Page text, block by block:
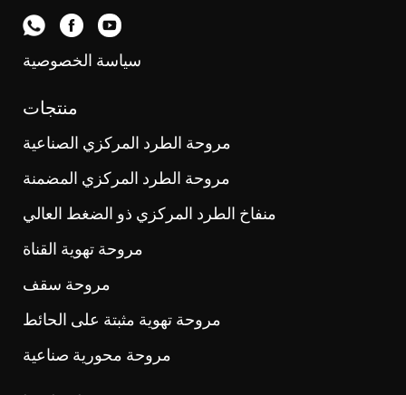
سياسة الخصوصية
منتجات
مروحة الطرد المركزي الصناعية
مروحة الطرد المركزي المضمنة
منفاخ الطرد المركزي ذو الضغط العالي
مروحة تهوية القناة
مروحة سقف
مروحة تهوية مثبتة على الحائط
مروحة محورية صناعية